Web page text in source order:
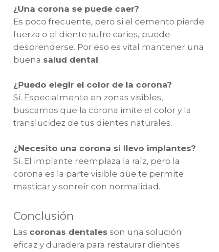
¿Una corona se puede caer?
Es poco frecuente, pero si el cemento pierde
fuerza o el diente sufre caries, puede
desprenderse. Por eso es vital mantener una
buena salud dental.
¿Puedo elegir el color de la corona?
Sí. Especialmente en zonas visibles,
buscamos que la corona imite el color y la
translucidez de tus dientes naturales.
¿Necesito una corona si llevo implantes?
Sí. El implante reemplaza la raíz, pero la
corona es la parte visible que te permite
masticar y sonreír con normalidad.
Conclusión
Las coronas dentales son una solución
eficaz y duradera para restaurar dientes